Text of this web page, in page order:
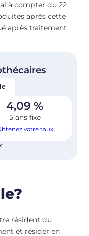
à compter du 22
après cette
après traitement
4,09 %
5 ans fixe
votre taux
résident du
et résider en